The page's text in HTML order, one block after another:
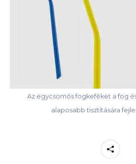
Az egycsomós fogkeféket a fog
alaposabb tisztítására